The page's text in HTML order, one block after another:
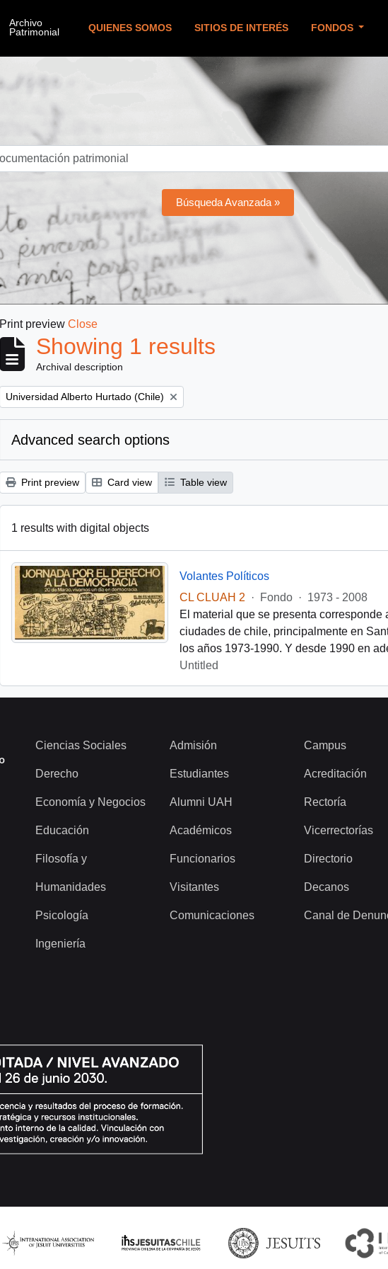
QUIENES SOMOS SITIOS DE INTERÉS FONDOS
Búsqueda Avanzada »
Print preview Close
Showing 1 results
Archival description
Remove filter:
Universidad Alberto Hurtado (Chile)
Advanced search options
Print preview Card view Table view
1 results with digital objects
Volantes Políticos
CL CLUAH 2
· Fondo · 1973 - 2008
El material que se presenta
ciudades de chile, principalmente en
los años 1973-1990. Y desde 1990 en
Untitled
Ciencias Sociales
Derecho
Economía y Negocios
Educación
Filosofía y
Humanidades
Psicología
Ingeniería
Admisión
Estudiantes
Alumni UAH
Académicos
Funcionarios
Visitantes
Comunicaciones
Campus
Acreditación
Rectoría
Vicerrectorías
Directorio
Decanos
Canal de